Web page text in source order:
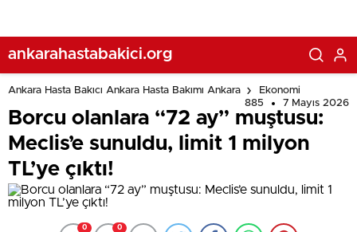
ankarahastabakici.org
Ankara Hasta Bakıcı Ankara Hasta Bakımı Ankara
Ekonomi
885
7 Mayıs 2026
Borcu olanlara “72 ay” muştusu:
Meclis’e sunuldu, limit 1 milyon
TL’ye çıktı!
0 0